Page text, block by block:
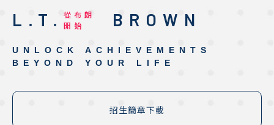
L.T.
從布朗
開始
BROWN
UNLOCK ACHIEVEMENTS
BEYOND YOUR LIFE
招生簡章下載